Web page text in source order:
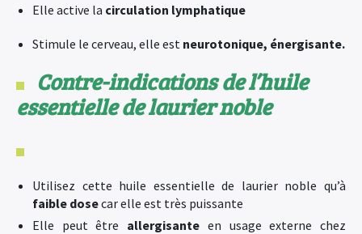
Elle active la circulation lymphatique
Stimule le cerveau, elle est neurotonique, énergisante.
Contre-indicationsde l’huile
essentielle de laurier noble
Utilisez cette huile essentielle de laurier noble qu’à
faible dosecar elle est très puissante
Elle peut être allergisante en usage externe chez